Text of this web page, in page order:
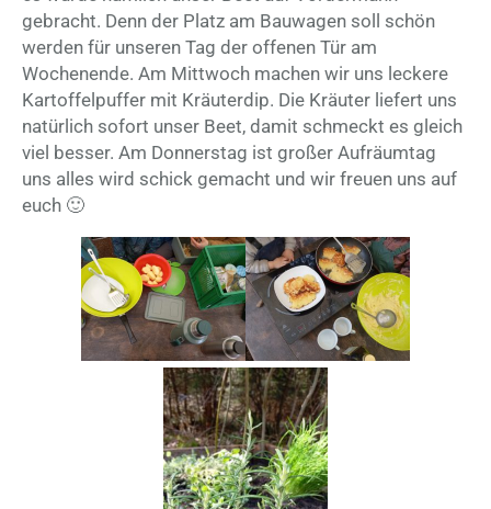
gebracht. Denn der Platz am Bauwagen soll schön
werden für unseren Tag der offenen Tür am
Wochenende. Am Mittwoch machen wir uns leckere
Kartoffelpuffer mit Kräuterdip. Die Kräuter liefert uns
natürlich sofort unser Beet, damit schmeckt es gleich
viel besser. Am Donnerstag ist großer Aufräumtag
uns alles wird schick gemacht und wir freuen uns auf
euch 🙂